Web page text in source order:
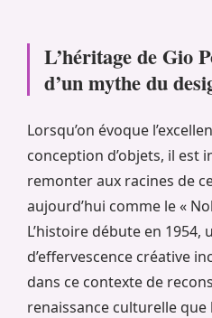
L’héritage de Gio
d’un mythe du
Lorsqu’on évoque
conception d’objets, il est
remonter aux racines de
aujourd’hui comme le «
L’histoire débute en 1954,
d’effervescence créative
dans ce contexte de
renaissance culturelle que